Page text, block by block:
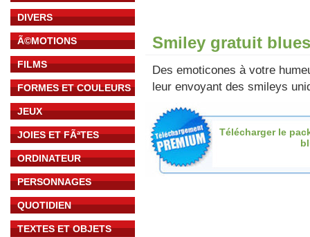
DIVERS
Ã©MOTIONS
FILMS
FORMES ET COULEURS
JEUX
JOIES ET FÃªTES
ORDINATEUR
PERSONNAGES
QUOTIDIEN
TEXTES ET OBJETS
Smiley gratuit
Des emoticones à votre
leur envoyant des smileys
Télécharger le